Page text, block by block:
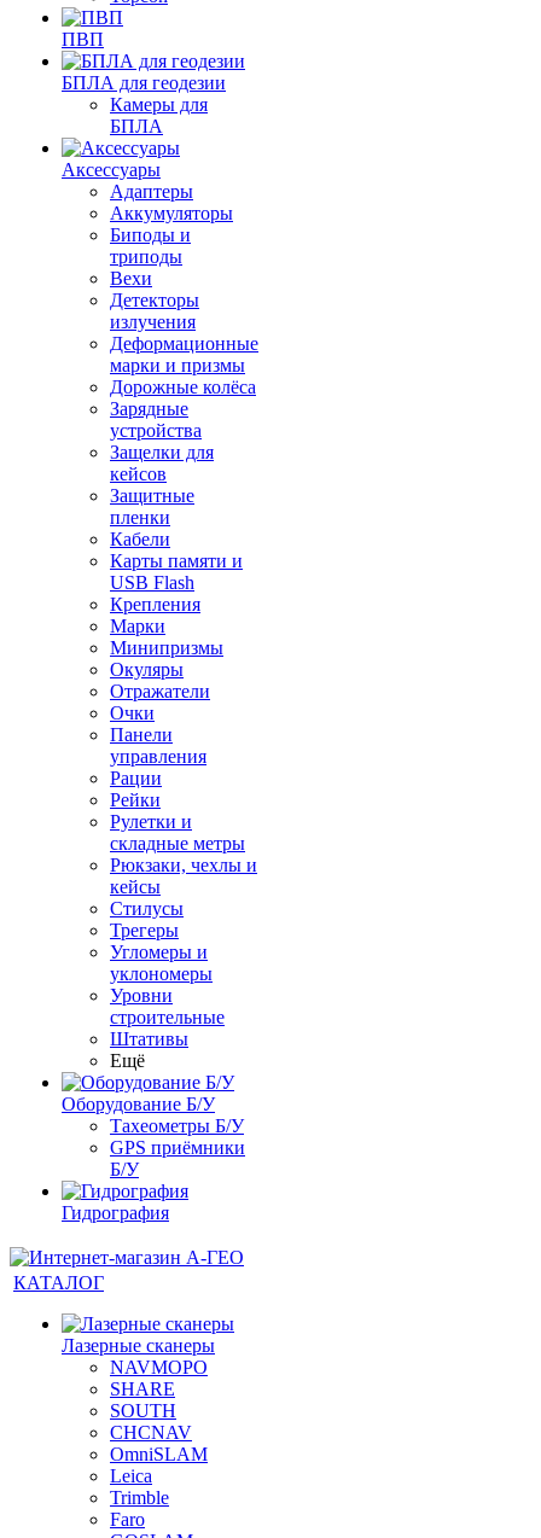
ПВП
БПЛА для геодезии
Камеры для
БПЛА
Аксессуары
Адаптеры
Аккумуляторы
Биподы и
триподы
Вехи
Детекторы
излучения
Деформационные
марки и призмы
Дорожные колёса
Зарядные
устройства
Защелки для
кейсов
Защитные
пленки
Кабели
Карты памяти и
USB Flash
Крепления
Марки
Минипризмы
Окуляры
Отражатели
Очки
Панели
управления
Рации
Рейки
Рулетки и
складные метры
Рюкзаки, чехлы и
кейсы
Стилусы
Трегеры
Угломеры и
уклономеры
Уровни
строительные
Штативы
Ещё
Оборудование Б/У
Тахеометры Б/У
GPS приёмники
Б/У
Гидрография
КАТАЛОГ
Лазерные сканеры
NAVMOPO
SHARE
SOUTH
CHCNAV
OmniSLAM
Leica
Trimble
Faro